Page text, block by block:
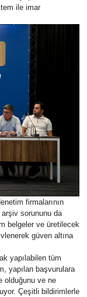
ile imar
firmalarının
sorununu da
belgeler ve üretilecek
güven altına
yapılabilen tüm
yapılan başvurulara
olduğunu ve ne
Çeşitli bildirimlerle